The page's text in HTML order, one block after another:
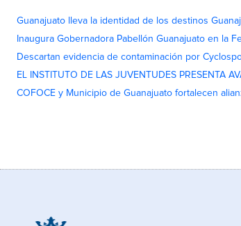
Guanajuato lleva la identidad de los destinos
Inaugura Gobernadora Pabellón Guanajuato en la
Descartan evidencia de contaminación por
EL INSTITUTO DE LAS JUVENTUDES PRESENTA
COFOCE y Municipio de Guanajuato fortalecen